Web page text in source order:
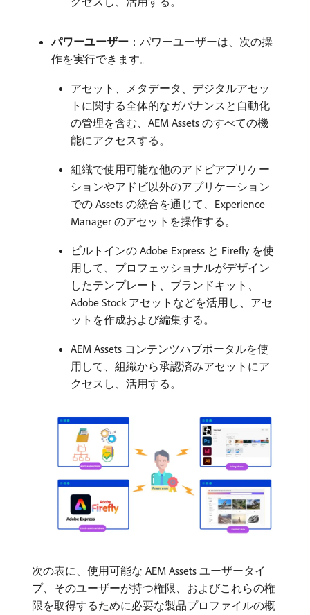
パワーユーザー ：パワーユーザーは、次の操
作を実行できます。
アセット、メタデータ、デジタルアセッ
トに関する全体的なガバナンスと自動化
の管理を含む、AEM Assets のすべての機
能にアクセスする。
組織で使用可能な他のアドビアプリケー
ションやアドビ以外のアプリケーション
での Assets の統合を通じて、Experience
Manager のアセットを操作する。
ビルトインの Adobe Express と Firefly を使
用して、プロフェッショナルがデザイン
したテンプレート、ブランドキット、
Adobe Stock アセットなどを活用し、アセ
ットを作成および編集する。
AEM Assets コンテンツハブポータルを使
用して、組織から承認済みアセットにア
クセスし、活用する。
次の表に、使用可能な AEM Assets ユーザータイ
プ、そのユーザーが持つ権限、およびこれらの権
限を取得するために必要な製品プロファイルの概